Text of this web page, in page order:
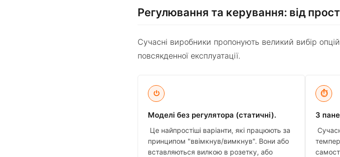
Регулювання та керування: від
Сучасні виробники пропонують великий вибір
повсякденної експлуатації.
⏻
Моделі без регулятора (статичні).
Це найпростіші варіанти, які працюють за
принципом "ввімкнув/вимкнув". Вони або
вставляються вилкою в розетку, або
⏱
З